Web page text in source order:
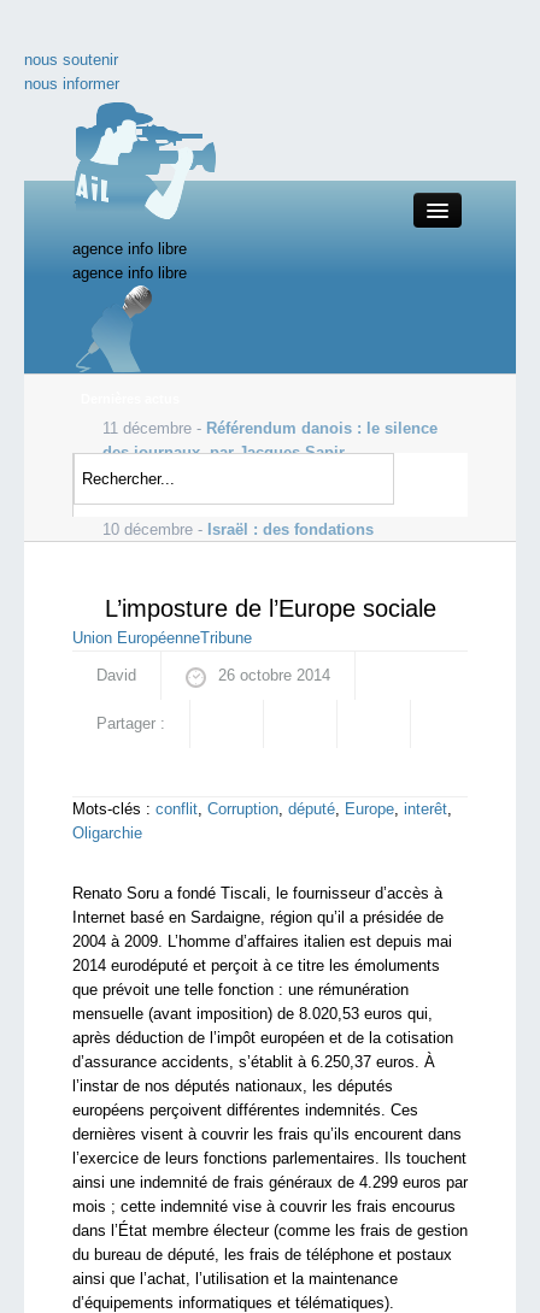
nous soutenir
nous informer
agence info libre
Close
Productions AIL
nos documentaires
agence info libre
11 décembre - Référendum danois : le silence
des journaux, par Jacques Sapir
11 décembre -
alimentaire
10 décembre - Israël : des fondations
L’imposture de l’Europe sociale
Union EuropéenneTribune
David 26 octobre 2014
Partager :
Mots-clés : conflit, Corruption, député, Europe, interêt,
Oligarchie
Renato Soru a fondé Tiscali, le fournisseur d’accès à
Internet basé en Sardaigne, région qu’il a présidée de
2004 à 2009. L’homme d’affaires italien est depuis mai
2014 eurodéputé et perçoit à ce titre les émoluments
que prévoit une telle fonction : une rémunération
mensuelle (avant imposition) de 8.020,53 euros qui,
après déduction de l’impôt européen et de la cotisation
d’assurance accidents, s’établit à 6.250,37 euros. À
l’instar de nos députés nationaux, les députés
européens perçoivent différentes indemnités. Ces
dernières visent à couvrir les frais qu’ils encourent dans
l’exercice de leurs fonctions parlementaires. Ils touchent
ainsi une indemnité de frais généraux de 4.299 euros par
mois ; cette indemnité vise à couvrir les frais encourus
dans l’État membre électeur (comme les frais de gestion
du bureau de député, les frais de téléphone et postaux
ainsi que l’achat, l’utilisation et la maintenance
d’équipements informatiques et télématiques).